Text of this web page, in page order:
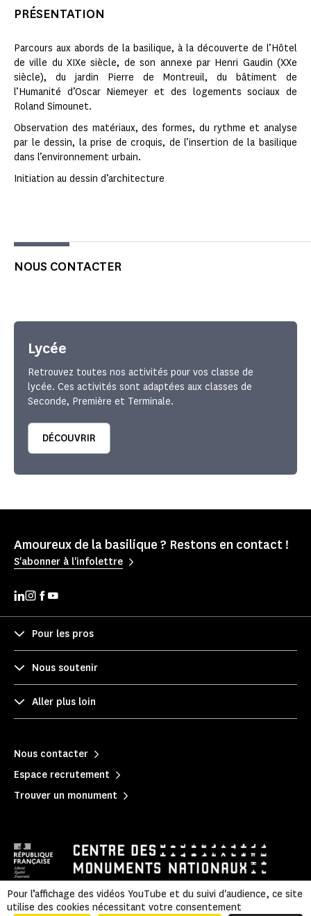
PRÉSENTATION
Parcours aux abords de la basilique, à la découverte de l’Hôtel
de ville du XIXe siècle, de son annexe par Henri Gaudin (XXe
siècle), du jardin Pierre de Montreuil, du bâtiment de
l’Humanité d’Oscar Niemeyer et des logements sociaux de
Roland Simounet.
Observation des matériaux, des formes, du rythme et analyse
par le dessin, la prise de croquis, de l’insertion de la basilique
dans l’environnement urbain.
Initiation au dessin d’architecture
NOUS CONTACTER
Lycée
Retrouvez toutes nos activités pour vos classe de
lycée. Ces activités sont adaptées aux classes de
Seconde, Première et Terminale.
DÉCOUVRIR
Amoureux de la basilique ? Restons en contact !
S'abonner à l'infolettre
Pour les pros
Nous soutenir
Aller plus loin
Nous contacter
Espace recrutement
Trouver un monument
Mentions légales Politique de confidentialité
|
Pour l’affichage des vidéos YouTube et du suivi d'audience, ce site
utilise des cookies nécessitant votre consentement